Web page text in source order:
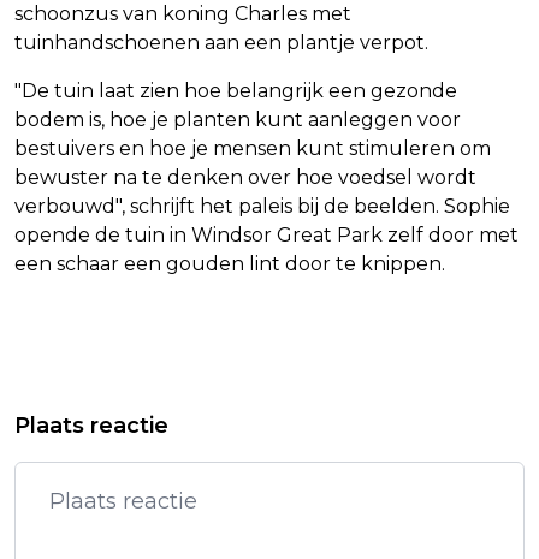
schoonzus van koning Charles met
tuinhandschoenen aan een plantje verpot.
"De tuin laat zien hoe belangrijk een gezonde
bodem is, hoe je planten kunt aanleggen voor
bestuivers en hoe je mensen kunt stimuleren om
bewuster na te denken over hoe voedsel wordt
verbouwd", schrijft het paleis bij de beelden. Sophie
opende de tuin in Windsor Great Park zelf door met
een schaar een gouden lint door te knippen.
GRANDSLAMZEGE: EINDELIJK EEN
FEYENOORD ONTSLAAT TRAINER VAN
PERSIE NA RUIM EEN JAAR
Plaats reactie